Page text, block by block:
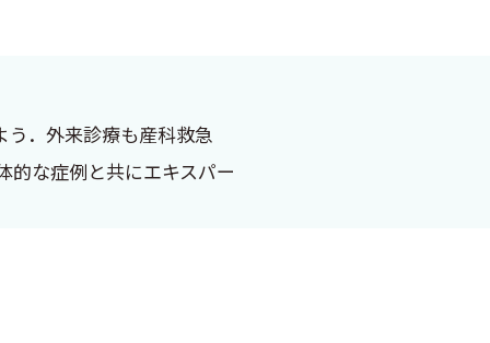
．外来診療も産科救急
な症例と共にエキスパー